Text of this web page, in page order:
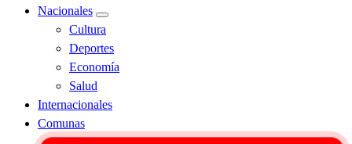
Nacionales
Cultura
Deportes
Economía
Salud
Internacionales
Comunas